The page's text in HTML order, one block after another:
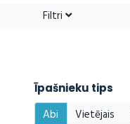
Filtri
Īpašnieku tips
Abi Vietējais